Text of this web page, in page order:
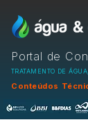
Portal de
TRATAMENTO DE
Conteúdos